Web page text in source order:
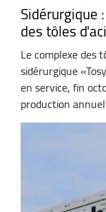
Sidérurgique
des tôles
Le complexe des
sidérurgique
en service, fin
production